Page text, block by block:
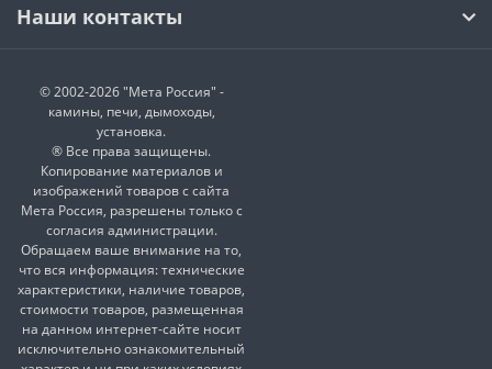
Наши контакты
© 2002-2026 "Мета Россия" -
камины, печи, дымоходы,
установка.
® Все права защищены.
Копирование материалов и
изображений товаров с сайта
Мета Россия, разрешены только с
согласия администрации.
Обращаем ваше внимание на то,
что вся информация: технические
характеристики, наличие товаров,
стоимости товаров, размещенная
на данном интернет-сайте носит
исключительно ознакомительный